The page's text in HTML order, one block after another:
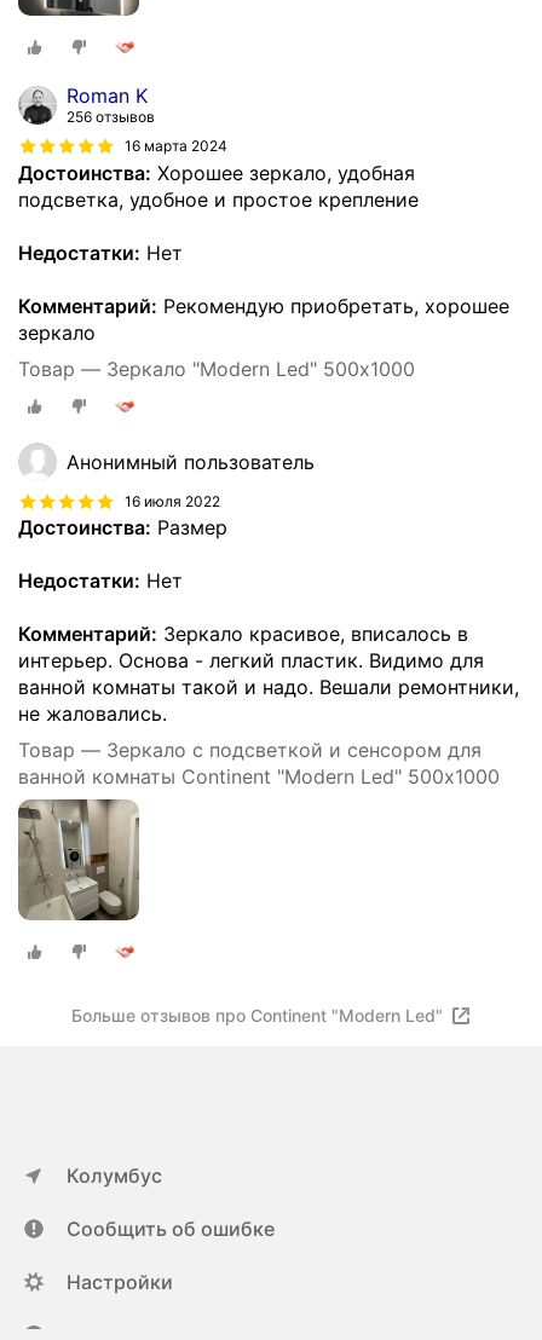
Roman K
256 отзывов
16 марта 2024
Достоинства: Хорошее зеркало, удобная
подсветка, удобное и простое крепление
Недостатки: Нет
Комментарий: Рекомендую приобретать, хорошее
зеркало
Товар — Зеркало "Modern Led" 500х1000
Анонимный пользователь
16 июля 2022
Достоинства: Размер
Недостатки: Нет
Комментарий: Зеркало красивое, вписалось в
интерьер. Основа - легкий пластик. Видимо для
ванной комнаты такой и надо. Вешали ремонтники,
не жаловались.
Товар — Зеркало с подсветкой и сенсором для
ванной комнаты Continent "Modern Led" 500х1000
Больше отзывов про Continent "Modern Led"
Колумбус
Сообщить об ошибке
Настройки